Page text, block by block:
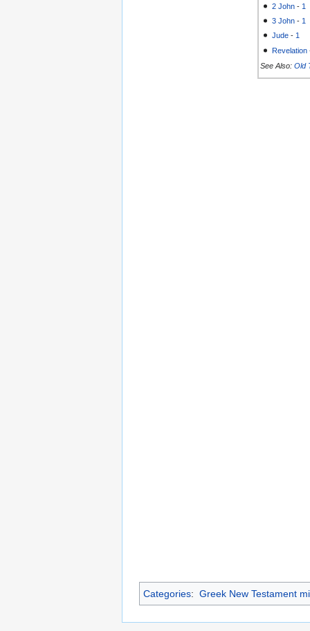
2 John - 1
3 John - 1
Jude -1
Revelation
See Also: Old
Categories: Greek New Testament